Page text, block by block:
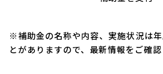
※補助金の名称や内容、実施状況は
とがありますので、最新情報をご確認